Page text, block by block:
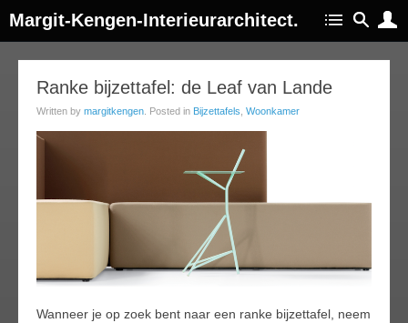
Margit-Kengen-Interieurarchitect.
Ranke bijzettafel: de Leaf van Lande
Written by margitkengen . Posted in Bijzettafels Woonkamer
Wanneer je op zoek bent naar een ranke bijzettafel, neem